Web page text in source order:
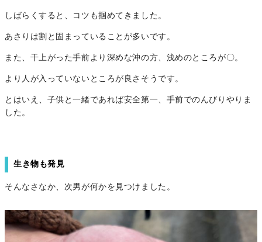
しばらくすると、コツも掴めてきました。
あさりは割と固まっていることが多いです。
また、干上がった手前より深めな沖の方、浅めのところが〇。
より人が入っていないところが良さそうです。
とはいえ、子供と一緒であれば安全第一、手前でのんびりやりま
した。
生き物も発見
そんなさなか、次男が何かを見つけました。